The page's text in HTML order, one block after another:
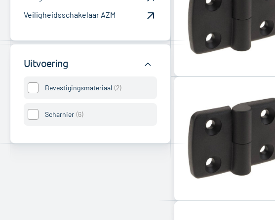
Veiligheidsschakelaar AZM
Uitvoering
Bevestigingsmateriaal 2
Scharnier 6